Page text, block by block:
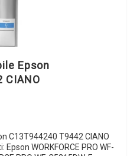
Epson
CIANO
C13T944240 T9442 CIANO
WORKFORCE PRO WF-